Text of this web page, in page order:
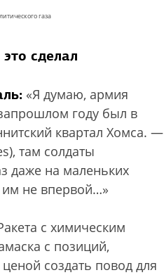
газа
сделал
«Я думаю, армия
году был в
квартал Хомса. —
там солдаты
даже на маленьких
им не впервой…»
с химическим
с позиций,
создать повод для